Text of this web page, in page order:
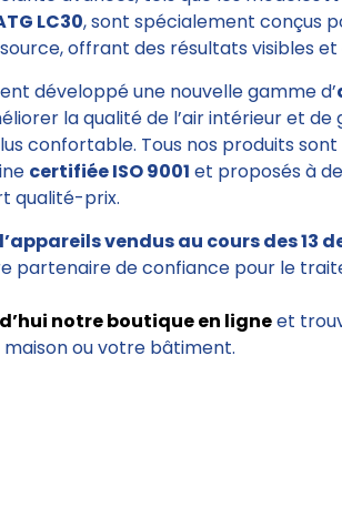
LC30, sont spécialement conçus
offrant des résultats visibles et
développé une nouvelle gamme d’
la qualité de l’air intérieur et
confortable. Tous nos produits
certifiée ISO 9001 et proposés à
qualité-prix.
vendus au cours des 13
partenaire de confiance pour le
notre boutique en ligneet
ou votre bâtiment.